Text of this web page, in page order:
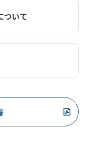
ついて